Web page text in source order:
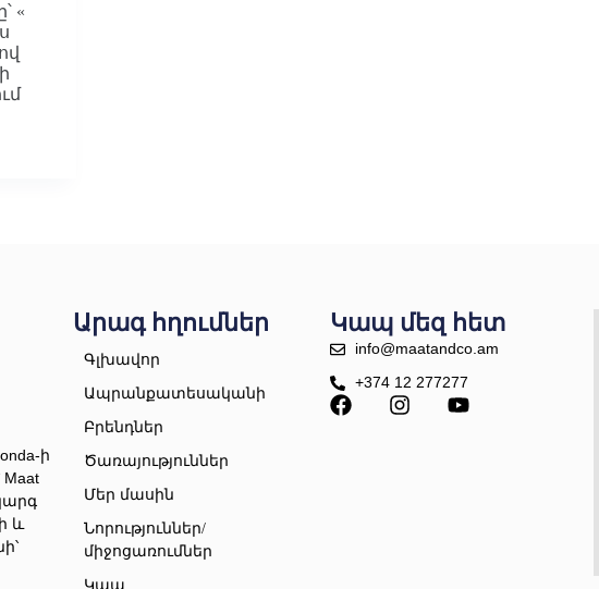
«
ի
և
Արագ հղումներ
Գլխավոր
Ապրանքատեսականի
Բրենդներ
Ծառայություններ
Մեր մասին
Նորություններ/
միջոցառումներ
Կապ
Կապ մեզ հետ
info@maatandco.am
+374 12 277277